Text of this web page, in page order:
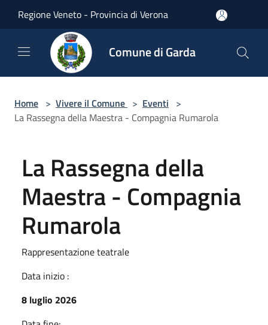
Regione Veneto - Provincia di Verona
Comune di Garda
Home > Vivere il Comune > Eventi >
La Rassegna della Maestra - Compagnia Rumarola
La Rassegna della
Maestra - Compagnia
Rumarola
Rappresentazione teatrale
Data inizio :
8 luglio 2026